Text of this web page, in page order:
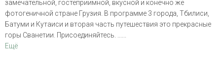
замечательной, гостеприимной, вкусной и конечно же
фотогеничной стране Грузия. В программе 3 города, Тбилиси,
Батуми и Кутаиси и вторая часть путешествия это прекрасные
горы Сванетии. Присоединяйтесь. ......
Ещё